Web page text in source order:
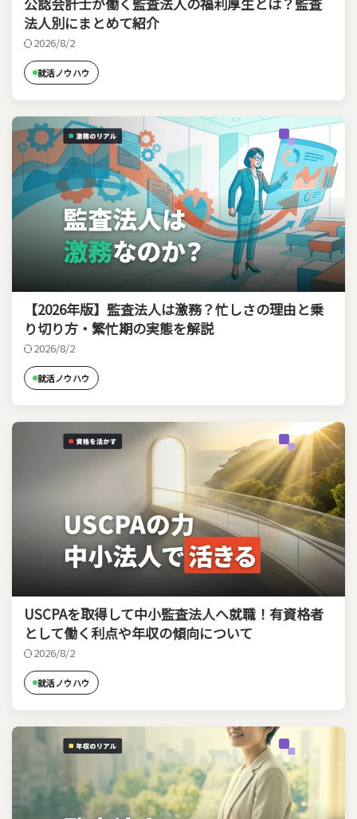
法人別にまとめて紹介
2026/8/2
就活ノウハウ
【2026年版】監査法人は激務？忙しさの理由と乗
り切り方・繁忙期の実態を解説
2026/8/2
就活ノウハウ
USCPAを取得して中小監査法人へ就職！有資格者
として働く利点や年収の傾向について
2026/8/2
就活ノウハウ